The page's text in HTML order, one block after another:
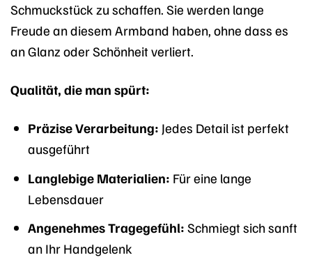
Schmuckstück zu schaffen. Sie werden lange
Freude an diesem Armband haben, ohne dass es
an Glanz oder Schönheit verliert.
Qualität, die man spürt:
Präzise Verarbeitung: Jedes Detail ist perfekt
ausgeführt
Langlebige Materialien: Für eine lange
Lebensdauer
Angenehmes Tragegefühl: Schmiegt sich sanft
an Ihr Handgelenk